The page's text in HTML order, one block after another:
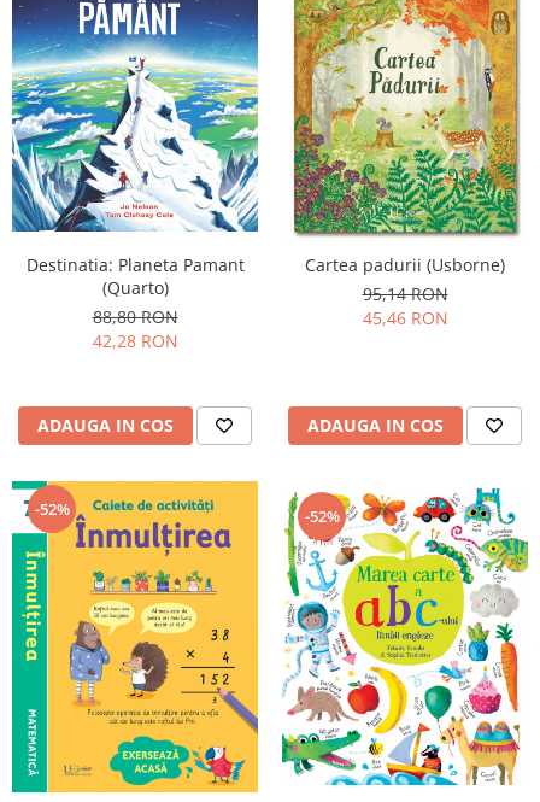
Destinatia: Planeta Pamant
(Quarto)
88,80 RON
42,28 RON
ADAUGA IN COS
Cartea padurii (Usborne)
95,14 RON
45,46 RON
ADAUGA IN COS
-52% -52%